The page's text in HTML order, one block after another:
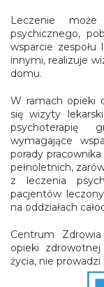
Leczenie może
psychicznego,
wsparcie
innymi, realizuje
domu.
W ramach opieki
się wizyty
psychoterapię
wymagające
porady
pełnoletnich,
z leczenia
pacjentów
na oddziałach
Centrum
opieki
życia, nie